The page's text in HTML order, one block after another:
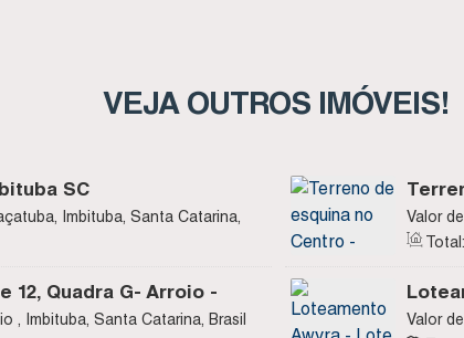
VEJA OUTROS IMÓVEIS!
SC
Imbituba, Santa Catarina,
da
Valor
Total:
12, Quadra G- Arroio -
, Imbituba, Santa Catarina, Brasil
Valor